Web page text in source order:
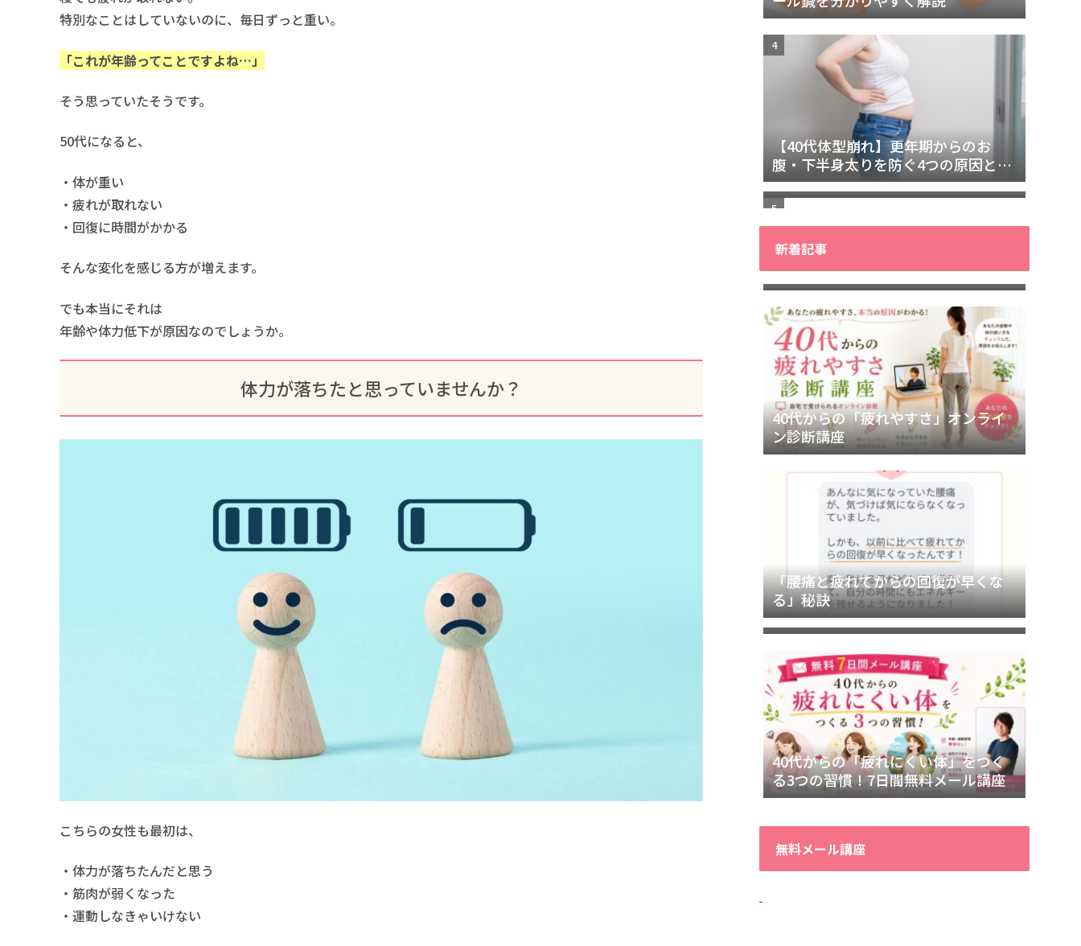
特別なことはしていないのに、毎日ずっと重い。
「これが年齢ってことですよね…」
そう思っていたそうです。
50代になると、
・体が重い
・疲れが取れない
・回復に時間がかかる
そんな変化を感じる方が増えます。
でも本当にそれは
年齢や体力低下が原因なのでしょうか。
体力が落ちたと思っていませんか？
こちらの女性も最初は、
・体力が落ちたんだと思う
・筋肉が弱くなった
・運動しなきゃいけない
【40代体型崩れ】更年期からのお
腹・下半身太りを防ぐ4つの原因と改
善法
巻き肩のセルフチェック方法と原因
｜自分で改善するための完全ガイド
新着記事
40代からの「疲れやすさ」の正体が
わかる！無料10日間メール講座
40代からの「疲れやすさ」オンライ
ン診断講座
「腰痛と疲れてからの回復が早くな
る」秘訣
「マッサージへ行っても、すぐ疲れ
が戻る…」その理由
40代からの「疲れにくい体」をつく
る3つの習慣！7日間無料メール講座
無料メール講座